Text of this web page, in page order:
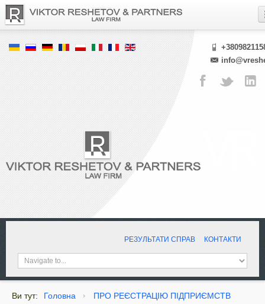
РЕЗУЛЬТАТИ СПРАВ КОНТАКТИ
Ви тут: Головна
ПРО РЕЄСТРАЦІЮ ПІДПРИЄМСТВ